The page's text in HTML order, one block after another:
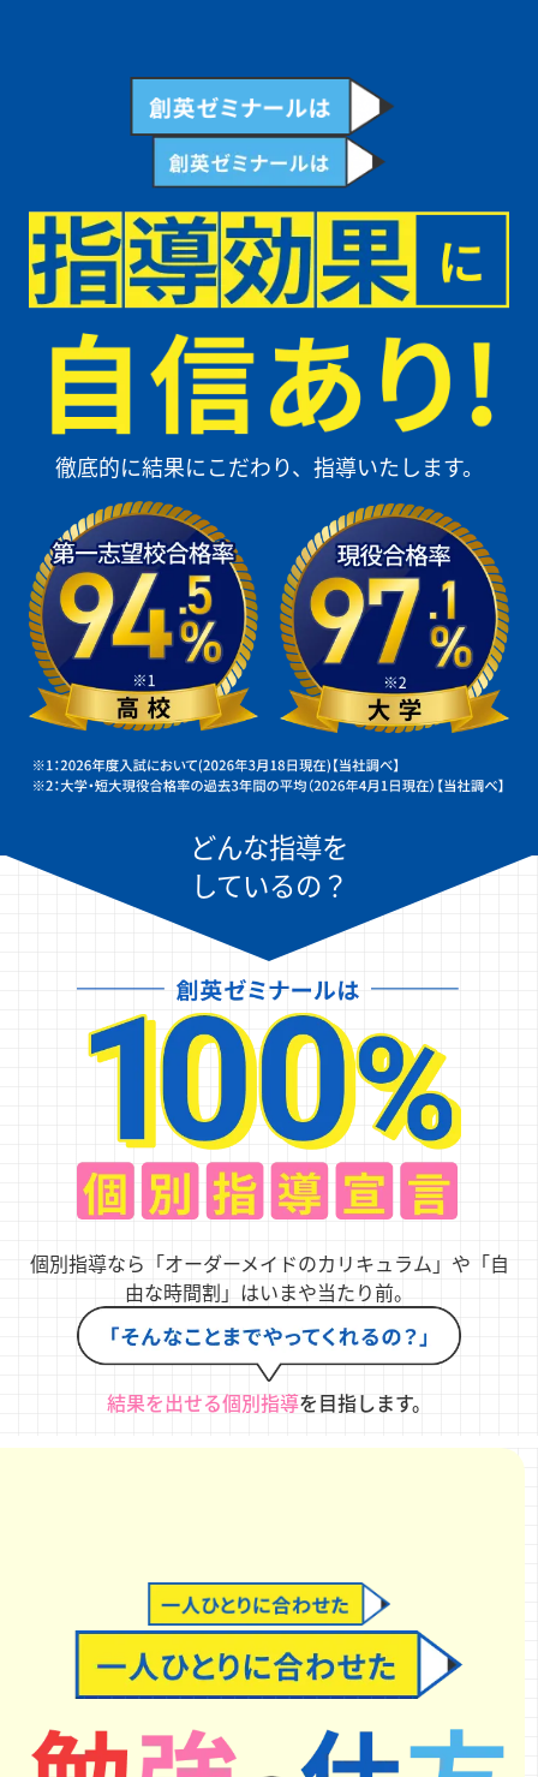
創英に通って勉強習慣が身につきました！
創英ゼミナールに通うまでは勉強習慣がなかったのですが、この塾に通
験ではトップ合格することができ、高校で部活も忙しいですが、週に1
回のオフは塾に通い、大学進学に向けて頑張っています！
もっとみる
徹底的に結果にこだわり、指導いたします。
どんな指導を
しているの？
個別指導なら「オーダーメイドのカリキュラム」や「自
由な時間割」はいまや当たり前。
結果を出せる個別指導を目指します。